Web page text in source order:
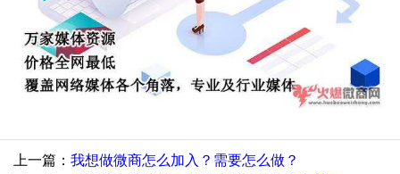
上一篇： 我想做微商怎么加入？需要怎么做？